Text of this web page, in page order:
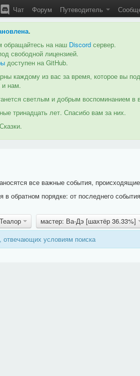
Чат Форум Путеводитель
.
обращайтесь на наш Discord сервер.
свободной лицензией.
доступен на GitHub.
каждому из вас за время, которое вы
и нам.
светлым и добрым воспоминанием
тринадцать лет. Спасибо вам за них.
все важные события,
в обратном порядке: от последнего
мастер: Ва-Дэ [шахтёр 36.33%]
отвечающих условиям поиска